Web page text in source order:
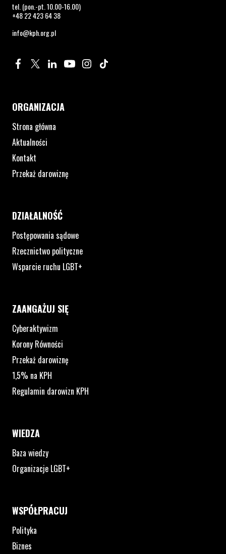
tel. (pon.-pt. 10.00-16.00)
+48 22 423 64 38
info@kph.org.pl
Profil na Facebook. Strona otwiera się w nowym oknie.
Profil na Twitter. Strona otwiera się w nowym oknie.
Profil na LinkedIn. Strona otwiera się w nowym oknie.
Profil na YouTube. Strona otwiera się w nowym
Profil na Instagram. Strona otwiera się
ORGANIZACJA
Strona główna
Aktualności
Kontakt
Przekaż darowiznę
DZIAŁALNOŚĆ
Postępowania sądowe
Rzecznictwo polityczne
Wsparcie ruchu LGBT+
ZAANGAŻUJ SIĘ
Cyberaktywizm
Korony Równości
Przekaż darowiznę
1,5% na KPH
Regulamin darowizn KPH
WIEDZA
Baza wiedzy
Organizacje LGBT+
WSPÓŁPRACUJ
Polityka
Biznes